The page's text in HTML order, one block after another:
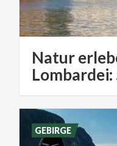
Natur
GEBIRGE